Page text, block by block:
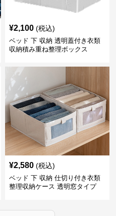
¥2,100 (税込)
ベッド 下 収納 透明蓋付き衣類
収納積み重ね整理ボックス
¥2,580 (税込)
ベッド 下 収納 仕切り付き衣類
整理収納ケース 透明窓タイプ